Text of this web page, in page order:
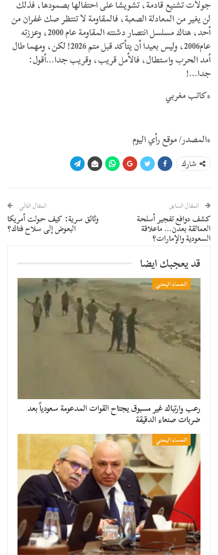
جولات تشنيع قادمة، تشويشا على احتفالها بصمودها، فذلك
لن يغير من المعادلة الصعبة، فالمقاومة لا تنتظر صك غفران من
أحد، هناك مسلسل انتصار دشنته المقاومة عام 2000، وعززته
عام2006، وليس بعيدا أن يتأكد قبل متم 2026! لكن، ومهما طال
أمد الحرب واستطال، فالأمل قريب، وقريب جدا…أقول:
جدا…!
*كاتب مغربي
*المصدر/ موقع رأي اليوم
شارك
المقال السابق
كشف دوافع تفجير أسلحة
العمالقة بعدن… ماعلاقة
السعودية والإمارات؟
المقال التالي
وثائق سرية: كيف حولت أمريكا
البعوض إلى سلاح فتاك؟
قد يعجبك ايضا
المساء اليمني
رعب وارتباك غير مسبوق يجتاح القوات المدعومة سعودياً بعد
ضربات صنعاء الدقيقة
المساء اليمني